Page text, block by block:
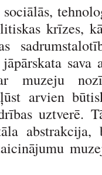
krīzes,
sava
muzeju
arvien
uztverē.